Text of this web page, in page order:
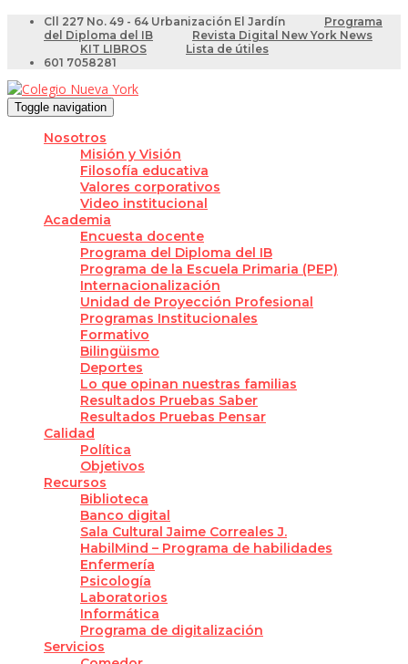
Cll 227 No. 49 - 64 Urbanización El Jardín
Programa
del Diploma del IB
Revista Digital New York News
KIT LIBROS
Lista de útiles
601 7058281
Toggle navigation
Nosotros
Misión y Visión
Filosofía educativa
Valores corporativos
Video institucional
Academia
Encuesta docente
Programa del Diploma del IB
Programa de la Escuela Primaria (PEP)
Internacionalización
Unidad de Proyección Profesional
Programas Institucionales
Formativo
Bilingüismo
Deportes
Lo que opinan nuestras familias
Resultados Pruebas Saber
Resultados Pruebas Pensar
Calidad
Política
Objetivos
Recursos
Biblioteca
Banco digital
Sala Cultural Jaime Correales J.
HabilMind – Programa de habilidades
Enfermería
Psicología
Laboratorios
Informática
Programa de digitalización
Servicios